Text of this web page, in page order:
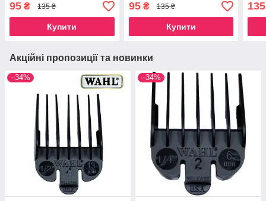
95 ₴ 135 ₴
Купити
95₴ 135 ₴
Купити
135
Акційні пропозиції та новинки
–34% –34%